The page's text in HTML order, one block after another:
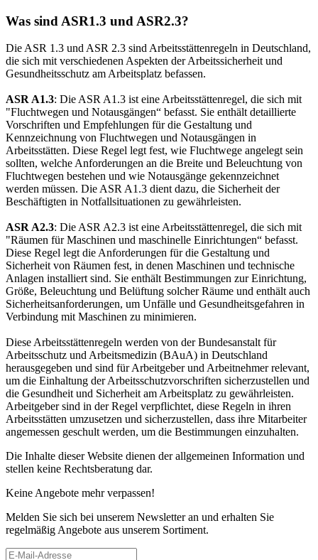
Was sind ASR1.3 und ASR2.3?
Die ASR 1.3 und ASR 2.3 sind Arbeitsstättenregeln in Deutschland,
die sich mit verschiedenen Aspekten der Arbeitssicherheit und
Gesundheitsschutz am Arbeitsplatz befassen.
ASR A1.3: Die ASR A1.3 ist eine Arbeitsstättenregel, die sich mit
"Fluchtwegen und Notausgängen“ befasst. Sie enthält detaillierte
Vorschriften und Empfehlungen für die Gestaltung und
Kennzeichnung von Fluchtwegen und Notausgängen in
Arbeitsstätten. Diese Regel legt fest, wie Fluchtwege angelegt sein
sollten, welche Anforderungen an die Breite und Beleuchtung von
Fluchtwegen bestehen und wie Notausgänge gekennzeichnet
werden müssen. Die ASR A1.3 dient dazu, die Sicherheit der
Beschäftigten in Notfallsituationen zu gewährleisten.
ASR A2.3: Die ASR A2.3 ist eine Arbeitsstättenregel, die sich mit
"Räumen für Maschinen und maschinelle Einrichtungen“ befasst.
Diese Regel legt die Anforderungen für die Gestaltung und
Sicherheit von Räumen fest, in denen Maschinen und technische
Anlagen installiert sind. Sie enthält Bestimmungen zur Einrichtung,
Größe, Beleuchtung und Belüftung solcher Räume und enthält auch
Sicherheitsanforderungen, um Unfälle und Gesundheitsgefahren in
Verbindung mit Maschinen zu minimieren.
Diese Arbeitsstättenregeln werden von der Bundesanstalt für
Arbeitsschutz und Arbeitsmedizin (BAuA) in Deutschland
herausgegeben und sind für Arbeitgeber und Arbeitnehmer relevant,
um die Einhaltung der Arbeitsschutzvorschriften sicherzustellen und
die Gesundheit und Sicherheit am Arbeitsplatz zu gewährleisten.
Arbeitgeber sind in der Regel verpflichtet, diese Regeln in ihren
Arbeitsstätten umzusetzen und sicherzustellen, dass ihre Mitarbeiter
angemessen geschult werden, um die Bestimmungen einzuhalten.
Die Inhalte dieser Website dienen der allgemeinen Information und
stellen keine Rechtsberatung dar.
Keine Angebote mehr verpassen!
Melden Sie sich bei unserem Newsletter an und erhalten Sie
regelmäßig Angebote aus unserem Sortiment.